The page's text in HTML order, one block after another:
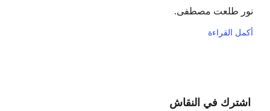
نور طلعت مصطفى.
أكمل القراءة
اشترك في النقاش